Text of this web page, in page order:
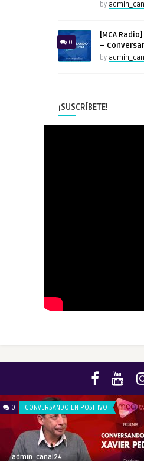
by
0
[MCA
–
by
¡SUSCRÍBETE!
0 CONVERSANDO EN POSITIVO
admin_canal24